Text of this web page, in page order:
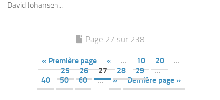
David Johansen...
Page 27 sur 238
« Première page « … 10 20
…
25
26 27 28 29
…
40
50 60 … » Dernière page »